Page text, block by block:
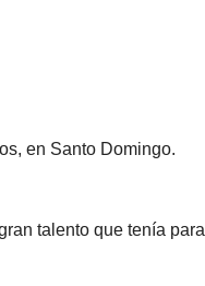
en Santo Domingo.
talento que tenía para